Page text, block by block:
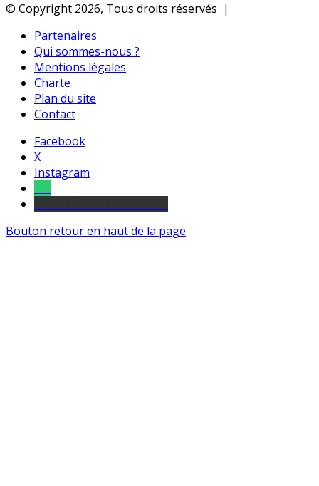
© Copyright 2026, Tous droits réservés |
Partenaires
Qui sommes-nous ?
Mentions légales
Charte
Plan du site
Contact
Facebook
X
Instagram
Bouton retour en haut de la page